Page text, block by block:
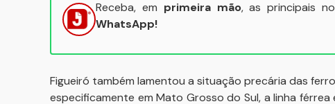
Receba, em primeira mão, as principais
WhatsApp!
Figueiró também lamentou a situação precária das
especificamente em Mato Grosso do Sul, a linha